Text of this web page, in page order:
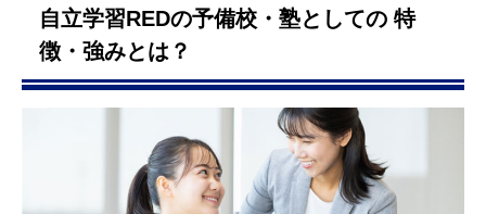
自立学習REDの予備校・塾としての 特
徴・強みとは？